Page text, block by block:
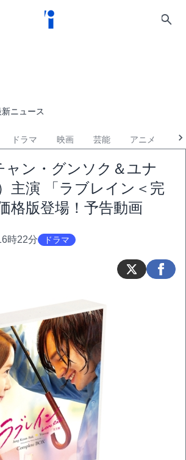
新ニュース
ドラマ 映画 芸能 アニメ
ャン・グンソク＆ユナ
主演 「ラブレイン＜完
格版登場！予告動画
時22分 ドラマ